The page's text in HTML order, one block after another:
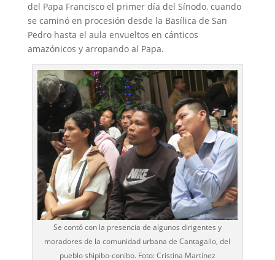
del Papa Francisco el primer día del Sínodo, cuando
se caminó en procesión desde la Basílica de San
Pedro hasta el aula envueltos en cánticos
amazónicos y arropando al Papa.
Se contó con la presencia de algunos dirigentes y
moradores de la comunidad urbana de Cantagallo, del
pueblo shipibo-conibo. Foto: Cristina Martínez